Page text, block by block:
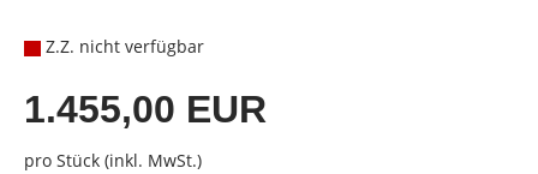
Z.Z. nicht verfügbar
1.455,00 EUR
pro Stück (inkl. MwSt.)